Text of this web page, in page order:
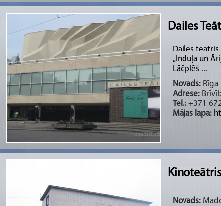
Dailes
Dailes teātris
„Induļa un
Lāčplēš ...
Novads: Rīga
Adrese:
Tel.: +371
Mājas lapa:
Novads: